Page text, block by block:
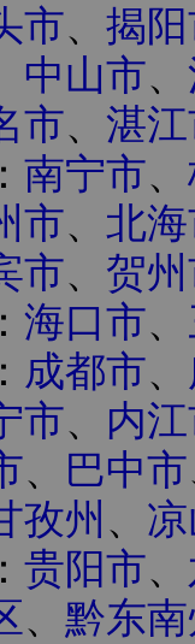
市、 揭
中山市、
市、 湛
： 南宁市、
市、 北
市、 贺
海口市、
成都市、
市、 内
、 巴中市
孜州 、
贵阳市、
、 黔东